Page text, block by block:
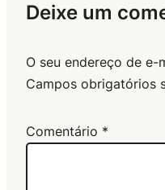
Deixe um
O seu endereço de e-
Campos obrigatórios
Comentário *